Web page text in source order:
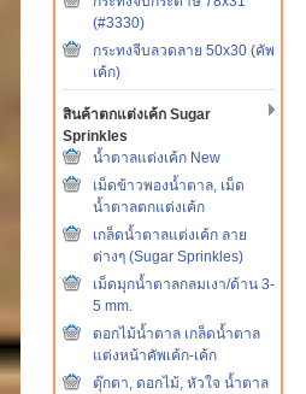
(#3330)
กระทงจีบลวดลาย 50x30 (คัพ
เค้ก)
สินค้าตกแต่งเค้ก Sugar
Sprinkles
น้ำตาลแต่งเค้ก New
เม็ดข้าวพองน้ำตาล, เม็ด
น้ำตาลตกแต่งเค้ก
เกล็ดน้ำตาลแต่งเค้ก ลาย
ต่างๆ (Sugar Sprinkles)
เม็ดมุกน้ำตาลกลมเงา/ด้าน 3-
5 mm.
ดอกไม้น้ำตาล เกล็ดน้ำตาล
แต่งหน้าคัพเค้ก-เค้ก
ตุ๊กตา, ดอกไม้, หัวใจ น้ำตาล